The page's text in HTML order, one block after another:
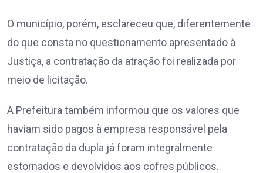
O município, porém, esclareceu que, diferentemente
do que consta no questionamento apresentado à
Justiça, a contratação da atração foi realizada por
meio de licitação.
A Prefeitura também informou que os valores que
haviam sido pagos à empresa responsável pela
contratação da dupla já foram integralmente
estornados e devolvidos aos cofres públicos.